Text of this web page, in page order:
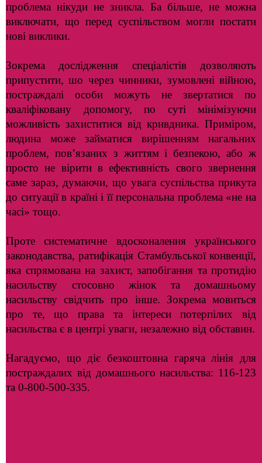
проблема нікуди не зникла. Ба більше, не можна
виключати, що перед суспільством могли постати
нові виклики.
Зокрема дослідження спеціалістів дозволяють
припустити, шо через чинники, зумовлені війною,
постраждалі особи можуть не звертатися по
кваліфіковану допомогу, по суті мінімізуючи
можливість захиститися від кривдника. Приміром,
людина може займатися вирішенням нагальних
проблем, пов’язаних з життям і безпекою, або ж
просто не вірити в ефективність свого звернення
саме зараз, думаючи, що увага суспільства прикута
до ситуації в країні і її персональна проблема «не на
часі» тощо.
Проте систематичне вдосконалення українського
законодавства, ратифікація Стамбульської конвенції,
яка спрямована на захист, запобігання та протидію
насильству стосовно жінок та домашньому
насильству свідчить про інше. Зокрема мовиться
про те, що права та інтереси потерпілих від
насильства є в центрі уваги, незалежно від обставин.
Нагадуємо, що діє безкоштовна гаряча лінія для
постраждалих від домашнього насильства: 116-123
та 0-800-500-335.